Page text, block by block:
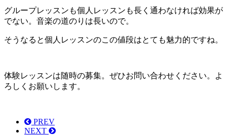
グループレッスンも個人レッスンも長く通わなければ効果が
でない。音楽の道のりは長いので。
そうなると個人レッスンのこの値段はとても魅力的ですね。
体験レッスンは随時の募集。ぜひお問い合わせください。よ
ろしくお願いします。
PREV
NEXT